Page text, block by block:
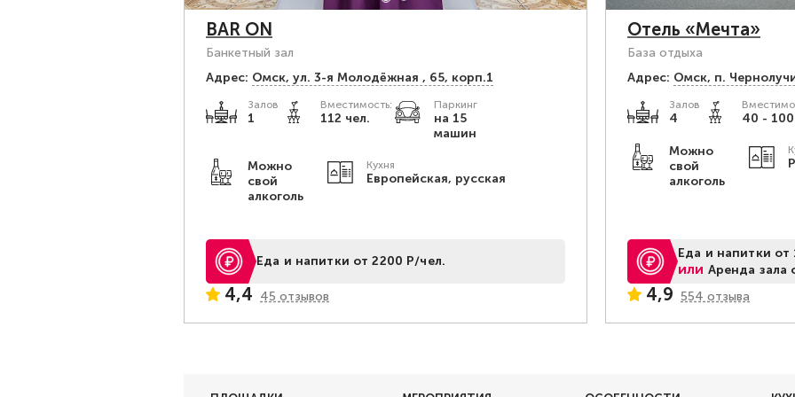
BAR ON
Банкетный зал
Адрес: Омск, ул. 3-я Молодёжная , 65, корп.1
Залов
1
Вместимость:
112 чел.
Паркинг
на 15
машин
Можно
свой
алкоголь
Кухня
Европейская, русская
Еда и напитки от 2200 Р/чел.
4,4 45 отзывов
Отель «Мечта»
База отдыха
Адрес: Омск, п.
Залов
4 40 -
Можно
свой
алкоголь
Еда и напитки от
или Аренда зала
4,9 554 отзыва